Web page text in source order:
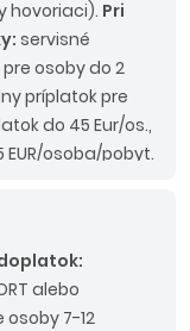
hovoriaci). Pri
servisné
pre osoby do 2
príplatok pre
do 45 Eur/os.,
EUR/osoba/pobyt.
alebo
osoby 7-12